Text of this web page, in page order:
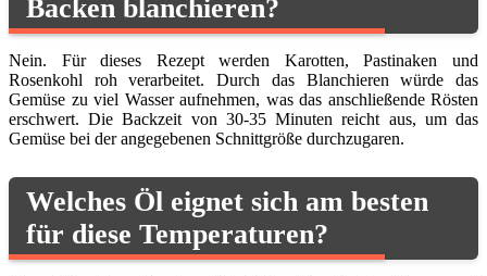
Backen blanchieren?
Nein. Für dieses Rezept werden Karotten, Pastinaken und
Rosenkohl roh verarbeitet. Durch das Blanchieren würde das
Gemüse zu viel Wasser aufnehmen, was das anschließende Rösten
erschwert. Die Backzeit von 30-35 Minuten reicht aus, um das
Gemüse bei der angegebenen Schnittgröße durchzugaren.
Welches Öl eignet sich am besten
für diese Temperaturen?